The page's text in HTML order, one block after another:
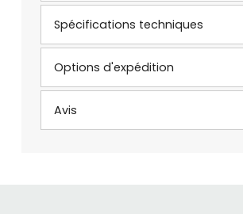
Spécifications techniques
Options d'expédition
Avis